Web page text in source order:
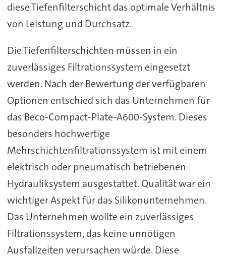
diese Tiefenfilterschicht das optimale Verhältnis
von Leistung und Durchsatz.
Die Tiefenfilterschichten müssen in ein
zuverlässiges Filtrationssystem eingesetzt
werden. Nach der Bewertung der verfügbaren
Optionen entschied sich das Unternehmen für
das Beco-Compact-Plate-A600-System. Dieses
besonders hochwertige
Mehrschichtenfiltrationssystem ist mit einem
elektrisch oder pneumatisch betriebenen
Hydrauliksystem ausgestattet. Qualität war ein
wichtiger Aspekt für das Silikonunternehmen.
Das Unternehmen wollte ein zuverlässiges
Filtrationssystem, das keine unnötigen
Ausfallzeiten verursachen würde. Diese